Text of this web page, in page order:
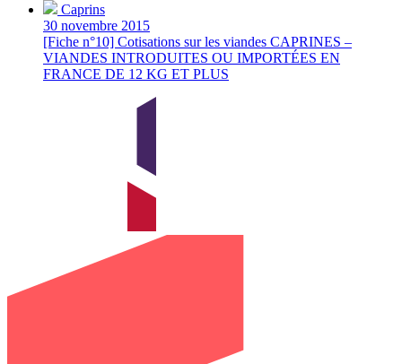
Caprins
30 novembre 2015
[Fiche n°10] Cotisations sur les viandes CAPRINES –
VIANDES INTRODUITES OU IMPORTÉES EN
FRANCE DE 12 KG ET PLUS